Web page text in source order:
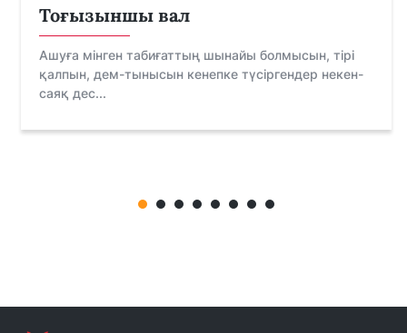
Тоғызыншы вал
Ашуға мінген табиғаттың шынайы болмысын, тірі
қалпын, дем-тынысын кенепке түсіргендер некен-
саяқ дес...